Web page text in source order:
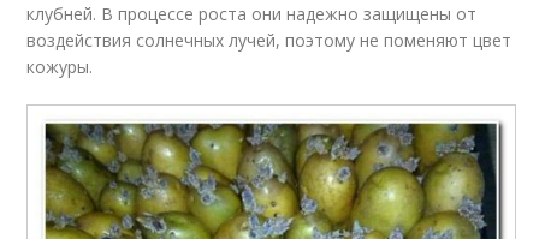
клубней. В процессе роста они надежно защищены от
воздействия солнечных лучей, поэтому не поменяют цвет
кожуры.